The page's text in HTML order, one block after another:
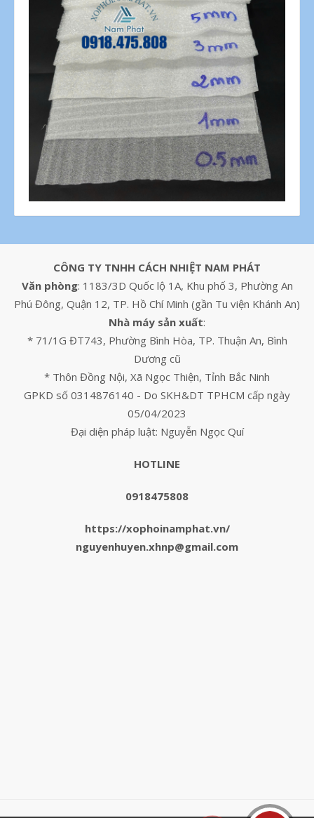
CÔNG TY TNHH CÁCH NHIỆT NAM PHÁT
Văn phòng: 1183/3D Quốc lộ 1A, Khu phố 3, Phường An
Phú Đông, Quận 12, TP. Hồ Chí Minh (gần Tu viện Khánh An)
Nhà máy sản xuất:
* 71/1G ĐT743, Phường Bình Hòa, TP. Thuận An, Bình
Dương cũ
* Thôn Đồng Nội, Xã Ngọc Thiện, Tỉnh Bắc Ninh
GPKD số 0314876140 - Do SKH&DT TPHCM cấp ngày
05/04/2023
Đại diện pháp luật: Nguyễn Ngọc Quí
HOTLINE
0918475808
https://xophoinamphat.vn/
nguyenhuyen.xhnp@gmail.com